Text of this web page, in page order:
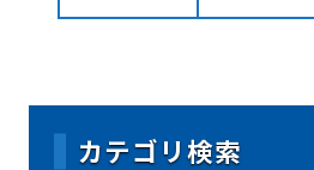
カテゴリ検索